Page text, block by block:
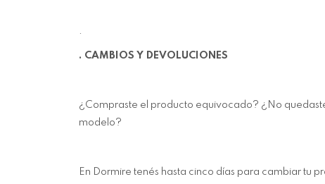
.
. CAMBIOS Y DEVOLUCIONES
¿Compraste el producto equivocado? ¿No
modelo?
En Dormire tenés hasta cinco días para cambiar tu